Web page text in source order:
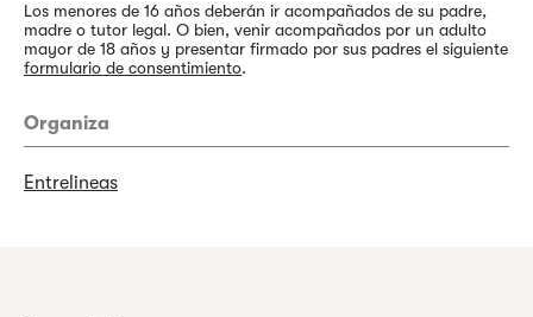
Los menores de 16 años deberán ir acompañados de su padre,
madre o tutor legal. O bien, venir acompañados por un adulto
mayor de 18 años y presentar firmado por sus padres el siguiente
formulario de consentimiento.
Organiza
Entrelineas